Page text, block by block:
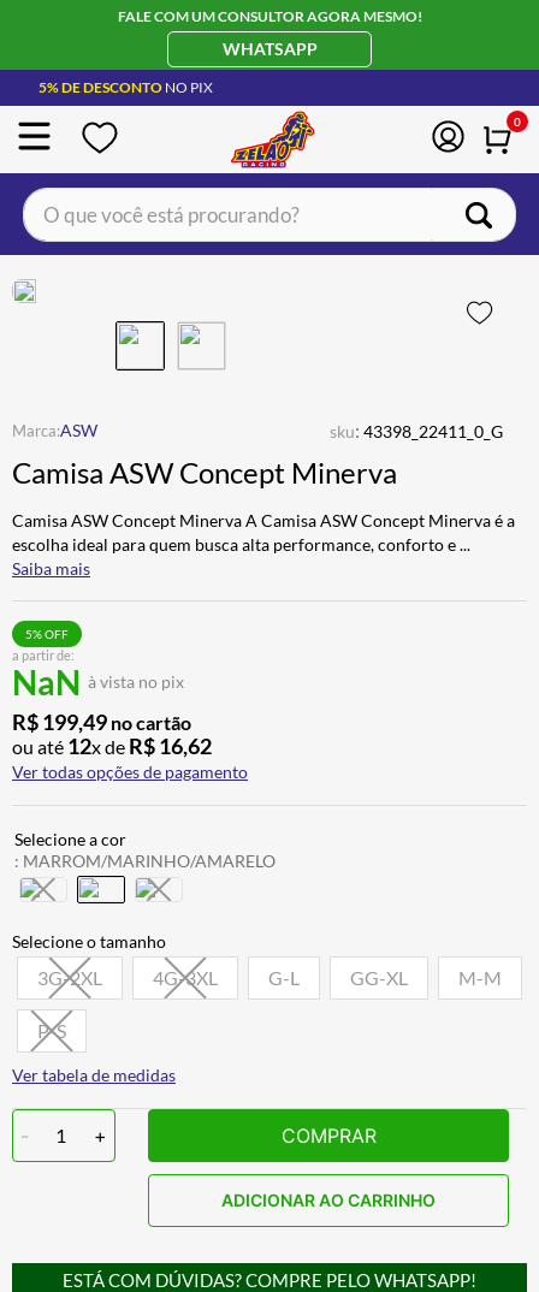
FALE COM UM CONSULTOR AGORA MESMO!
WHATSAPP
5% DE DESCONTO NO PIX
0
O que você está procurando?
ASW sku: 43398_22411_0_G
Camisa ASW Concept Minerva
Camisa ASW Concept Minerva A Camisa ASW Concept Minerva é a
escolha ideal para quem busca alta performance, conforto e...
Saiba mais
a partir de:
NaN à vista no pix
5% OFF
R$199,49 no cartão
ou até 12x de R$16,62
Ver todas opções de pagamento
: MARROM/MARINHO/AMARELO
3G-2XL 4G-3XL G-L GG-XL M-M
P-S
Ver tabela de medidas
- 1 + COMPRAR
ADICIONAR AO CARRINHO
ESTÁ COM DÚVIDAS? COMPRE PELO WHATSAPP!
BOTA
4º ÓCULOS SOLAR
5º LUVA
6º ALPINESTAR
7º BAU
8º CALÇA
9º
10º BOTAS